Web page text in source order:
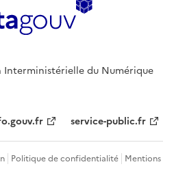
du Numérique
service-public.fr
Politique de confidentialité Mentions